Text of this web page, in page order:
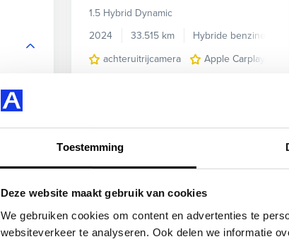
Toestemming
Deze website maakt gebruik van cookies
We gebruiken cookies om content en advertenties te
websiteverkeer te analyseren. Ook delen we informatie
1.5 Hybrid Dynamic
2024
33.515 km Hybride benzine
achteruitrijcamera
Apple Carplay/